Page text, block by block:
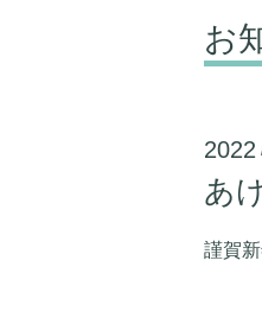
お
2022
あ
謹賀